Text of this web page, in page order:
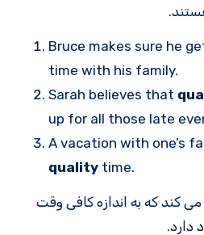
Bruce makes sure he
time with his family.
Sarah believes that
up for all those late
A vacation with one’s
quality time.
کند که به اندازه کافی وقت
دارد.